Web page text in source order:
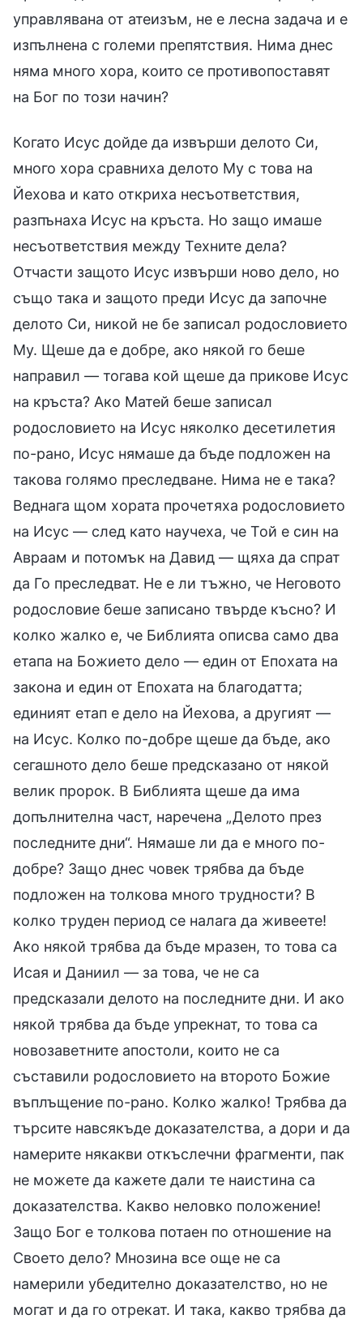
управлявана от атеизъм, не е лесна задача и е
изпълнена с големи препятствия. Нима днес
няма много хора, които се противопоставят
на Бог по този начин?
Когато Исус дойде да извърши делото Си,
много хора сравниха делото Му с това на
Йехова и като откриха несъответствия,
разпънаха Исус на кръста. Но защо имаше
несъответствия между Техните дела?
Отчасти защото Исус извърши ново дело, но
също така и защото преди Исус да започне
делото Си, никой не бе записал родословието
Му. Щеше да е добре, ако някой го беше
направил — тогава кой щеше да прикове Исус
на кръста? Ако Матей беше записал
родословието на Исус няколко десетилетия
по-рано, Исус нямаше да бъде подложен на
такова голямо преследване. Нима не е така?
Веднага щом хората прочетяха родословието
на Исус — след като научеха, че Той е син на
Авраам и потомък на Давид — щяха да спрат
да Го преследват. Не е ли тъжно, че Неговото
родословие беше записано твърде късно? И
колко жалко е, че Библията описва само два
етапа на Божието дело — един от Епохата на
закона и един от Епохата на благодатта;
единият етап е дело на Йехова, а другият —
на Исус. Колко по-добре щеше да бъде, ако
сегашното дело беше предсказано от някой
велик пророк. В Библията щеше да има
допълнителна част, наречена „Делото през
последните дни“. Нямаше ли да е много по-
добре? Защо днес човек трябва да бъде
подложен на толкова много трудности? В
колко труден период се налага да живеете!
Ако някой трябва да бъде мразен, то това са
Исая и Даниил — за това, че не са
предсказали делото на последните дни. И ако
някой трябва да бъде упрекнат, то това са
новозаветните апостоли, които не са
съставили родословието на второто Божие
въплъщение по-рано. Колко жалко! Трябва да
търсите навсякъде доказателства, а дори и да
намерите някакви откъслечни фрагменти, пак
не можете да кажете дали те наистина са
доказателства. Какво неловко положение!
Защо Бог е толкова потаен по отношение на
Своето дело? Мнозина все още не са
намерили убедително доказателство, но не
могат и да го отрекат. И така, какво трябва да